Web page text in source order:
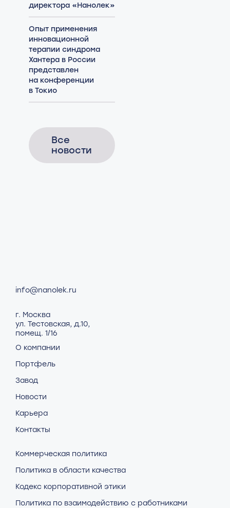
директора «Нанолек»
Опыт применения
инновационной
терапии синдрома
Хантера в России
представлен
на конференции
в Токио
Все
новости
info@nanolek.ru
г. Москва
ул. Тестовская, д.10,
помещ. 1/16
О компании
Портфель
Завод
Новости
Карьера
Контакты
Коммерческая политика
Политика в области качества
Кодекс корпоративной этики
Политика по взаимодействию с работниками